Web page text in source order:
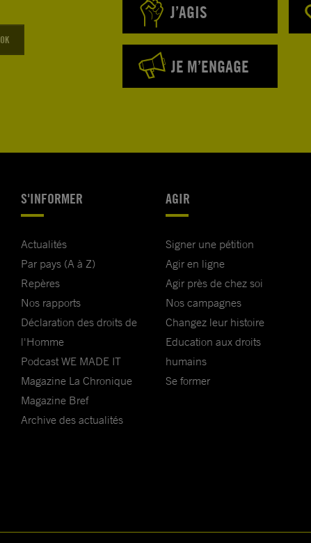
OK
J’AGIS
JE M’ENGAGE
S'INFORMER
Actualités
Par pays (A à Z)
Repères
Nos rapports
Déclaration des droits de
l'Homme
Podcast WE MADE IT
Magazine La Chronique
Magazine Bref
Archive des actualités
AGIR
Signer une pétition
Agir en ligne
Agir près de chez soi
Nos campagnes
Changez leur histoire
Education aux droits
humains
Se former